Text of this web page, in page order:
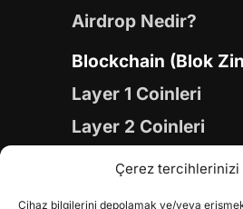
Çerez tercihlerinizi
Cihaz bilgilerini depolamak ve/veya
Airdrop Nedir?
Blockchain (Blok
Layer 1 Coinleri
Layer 2 Coinleri
Yapay Zeka (AI)